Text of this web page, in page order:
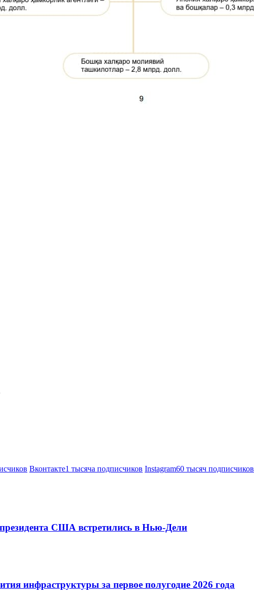
Вконтакте1 тысяча подписчиков Instagram60 тысяч подписчиков
США встретились в Нью-Дели
инфраструктуры за первое полугодие 2026 года